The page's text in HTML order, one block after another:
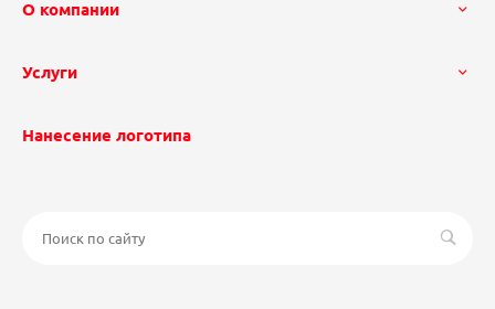
О компании
Услуги
Нанесение логотипа